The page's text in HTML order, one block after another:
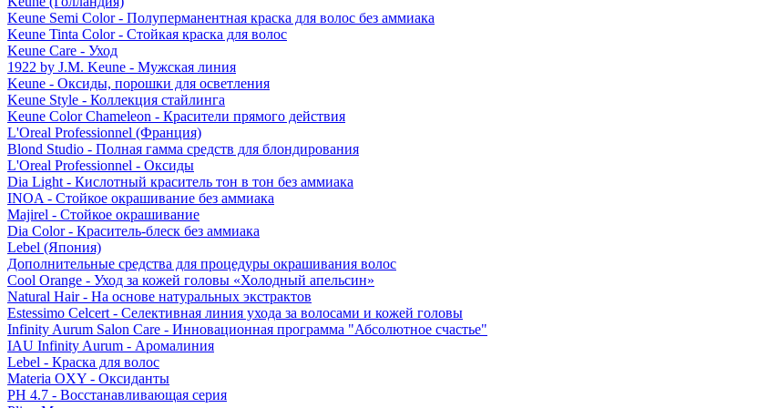
Keune Semi Color - Полуперманентная краска для волос без аммиака
Keune Tinta Color - Стойкая краска для волос
Keune Care - Уход
1922 by J.M. Keune - Мужская линия
Keune - Оксиды, порошки для осветления
Keune Style - Коллекция стайлинга
Keune Color Chameleon - Красители прямого действия
L'Oreal Professionnel (Франция)
Blond Studio - Полная гамма средств для блондирования
L'Oreal Professionnel - Оксиды
Dia Light - Кислотный краситель тон в тон без аммиака
INOA - Стойкое окрашивание без аммиака
Majirel - Стойкое окрашивание
Dia Color - Краситель-блеск без аммиака
Lebel (Япония)
Дополнительные средства для процедуры окрашивания волос
Cool Orange - Уход за кожей головы «Холодный апельсин»
Natural Hair - На основе натуральных экстрактов
Estessimo Celcert - Селективная линия ухода за волосами и кожей головы
Infinity Aurum Salon Care - Инновационная программа "Абсолютное счастье"
IAU Infinity Aurum - Аромалиния
Lebel - Краска для волос
Materia OXY - Оксиданты
PH 4.7 - Восстанавливающая серия